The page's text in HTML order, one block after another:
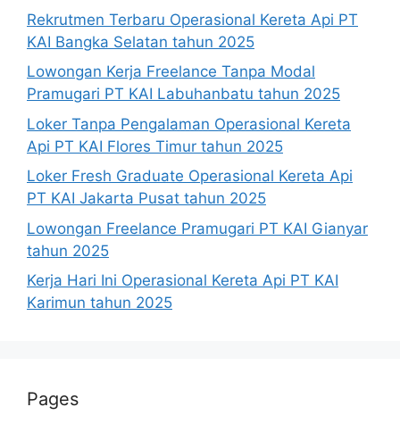
Rekrutmen Terbaru Operasional Kereta Api PT
KAI Bangka Selatan tahun 2025
Lowongan Kerja Freelance Tanpa Modal
Pramugari PT KAI Labuhanbatu tahun 2025
Loker Tanpa Pengalaman Operasional Kereta
Api PT KAI Flores Timur tahun 2025
Loker Fresh Graduate Operasional Kereta Api
PT KAI Jakarta Pusat tahun 2025
Lowongan Freelance Pramugari PT KAI Gianyar
tahun 2025
Kerja Hari Ini Operasional Kereta Api PT KAI
Karimun tahun 2025
Pages